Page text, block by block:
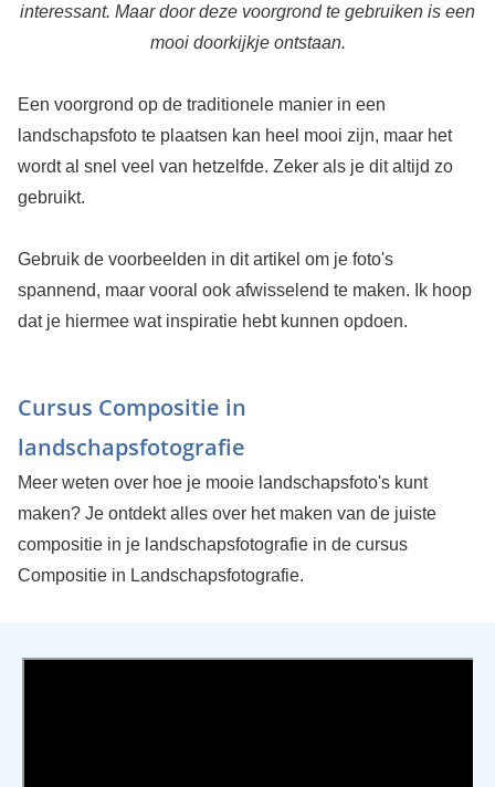
interessant. Maar door deze voorgrond te gebruiken is een
mooi doorkijkje ontstaan.
Een voorgrond op de traditionele manier in een
landschapsfoto te plaatsen kan heel mooi zijn, maar het
wordt al snel veel van hetzelfde. Zeker als je dit altijd zo
gebruikt.
Gebruik de voorbeelden in dit artikel om je foto's
spannend, maar vooral ook afwisselend te maken. Ik hoop
dat je hiermee wat inspiratie hebt kunnen opdoen.
Cursus Compositie in
landschapsfotografie
Meer weten over hoe je mooie landschapsfoto's kunt
maken? Je ontdekt alles over het maken van de juiste
compositie in je landschapsfotografie in de cursus
Compositie in Landschapsfotografie.